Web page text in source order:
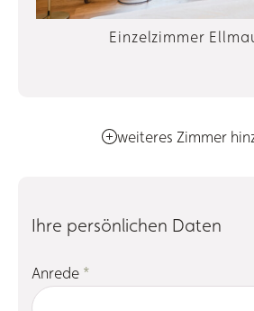
Einzelzimmer
weiteres Zimmer
Ihre persönlichen Daten
Anrede *